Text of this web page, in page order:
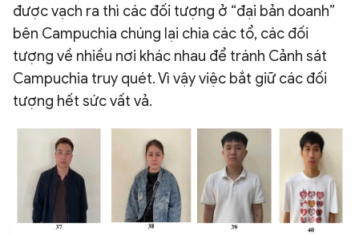
được vạch ra thì các đối tượng ở “đại bản doanh”
bên Campuchia chúng lại chia các tổ, các đối
tượng về nhiều nơi khác nhau để tránh Cảnh sát
Campuchia truy quét. Vì vậy việc bắt giữ các đối
tượng hết sức vất vả.